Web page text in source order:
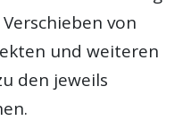
von
und weiteren
den jeweils